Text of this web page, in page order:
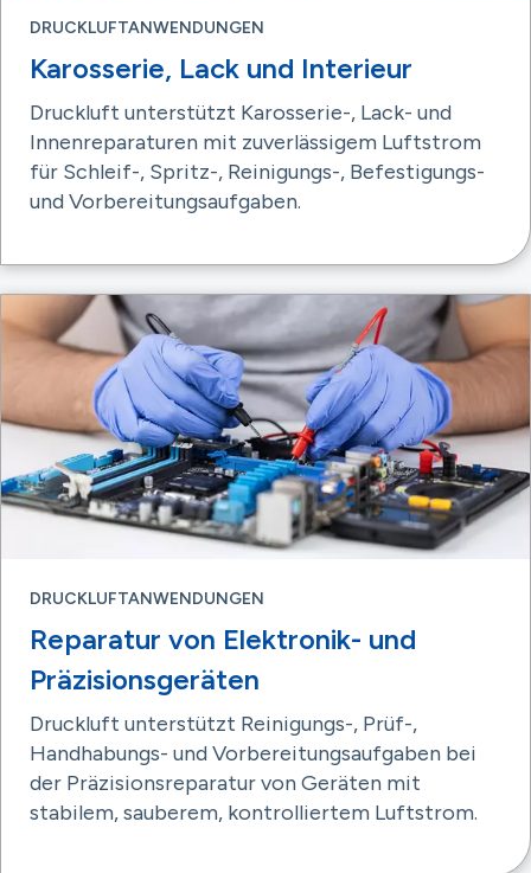
DRUCKLUFTANWENDUNGEN
Karosserie, Lack und Interieur
Druckluft unterstützt Karosserie-, Lack- und
Innenreparaturen mit zuverlässigem Luftstrom
für Schleif-, Spritz-, Reinigungs-, Befestigungs-
und Vorbereitungsaufgaben.
DRUCKLUFTANWENDUNGEN
Reparatur von Elektronik- und
Präzisionsgeräten
Druckluft unterstützt Reinigungs-, Prüf-,
Handhabungs- und Vorbereitungsaufgaben bei
der Präzisionsreparatur von Geräten mit
stabilem, sauberem, kontrolliertem Luftstrom.